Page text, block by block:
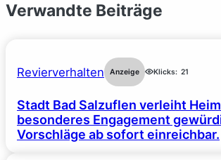
Verwandte Beiträge
Revierverhalten Anzeige Klicks: 21
Stadt Bad Salzuflen verleiht
besonderes Engagement
Vorschläge ab sofort einreichbar.